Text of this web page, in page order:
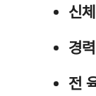
신체
경력
전